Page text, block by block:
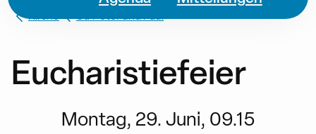
Kirche St. Peter und Paul
Eucharistiefeier
Montag, 29. Juni, 09.15